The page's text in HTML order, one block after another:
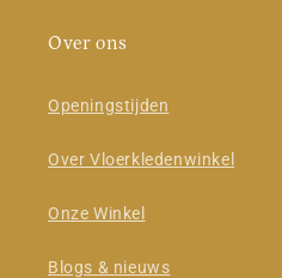
Over ons
Openingstijden
Over Vloerkledenwinkel
Onze Winkel
Blogs & nieuws